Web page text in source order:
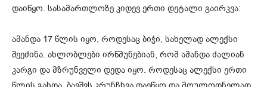
დაიწყო. სასამართლოზე კიდევ ერთი დეტალი გაირკვა:
ამანდა 17 წლის იყო, როდესაც ბიჭი, სახელად ალექსი
შეეძინა. ახლობლები ირწმუნებიან, რომ ამანდა ძალიან
კარგი და მზრუნველი დედა იყო. როდესაც ალექსი ერთი